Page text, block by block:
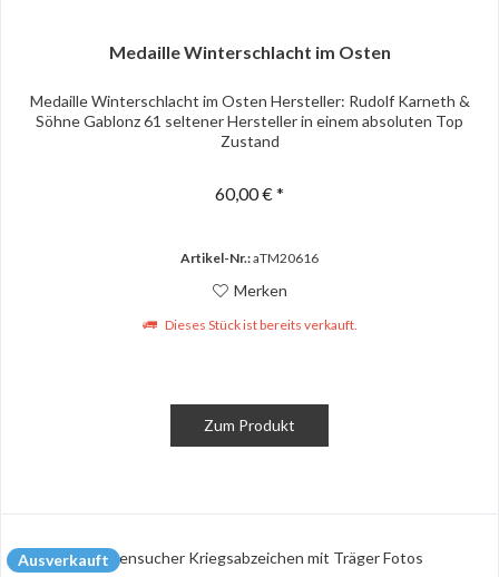
Medaille Winterschlacht im Osten
Medaille Winterschlacht im Osten Hersteller: Rudolf Karneth &
Söhne Gablonz 61 seltener Hersteller in einem absoluten Top
Zustand
60,00 € *
Artikel-Nr.:aTM20616
Merken
Dieses Stück ist bereits verkauft.
Zum Produkt
Ausverkauft